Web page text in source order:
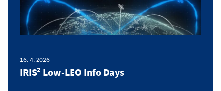
16. 4. 2026
IRIS² Low-LEO Info Days